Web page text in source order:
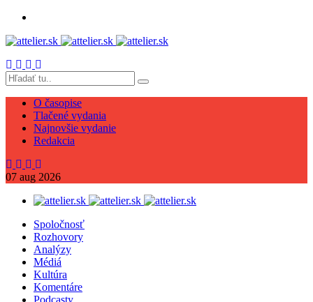
O časopise
Tlačené vydania
Najnovšie vydanie
Redakcia
07 aug 2026
Spoločnosť
Rozhovory
Analýzy
Médiá
Kultúra
Komentáre
Podcasty